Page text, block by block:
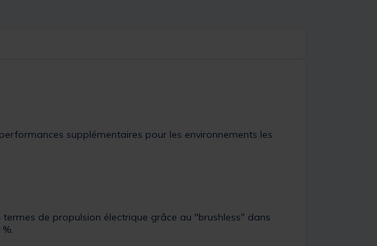
supplémentaires pour les environnements les
de propulsion électrique grâce au "brushless" dans